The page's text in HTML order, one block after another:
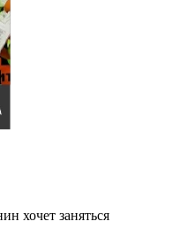
хочет заняться